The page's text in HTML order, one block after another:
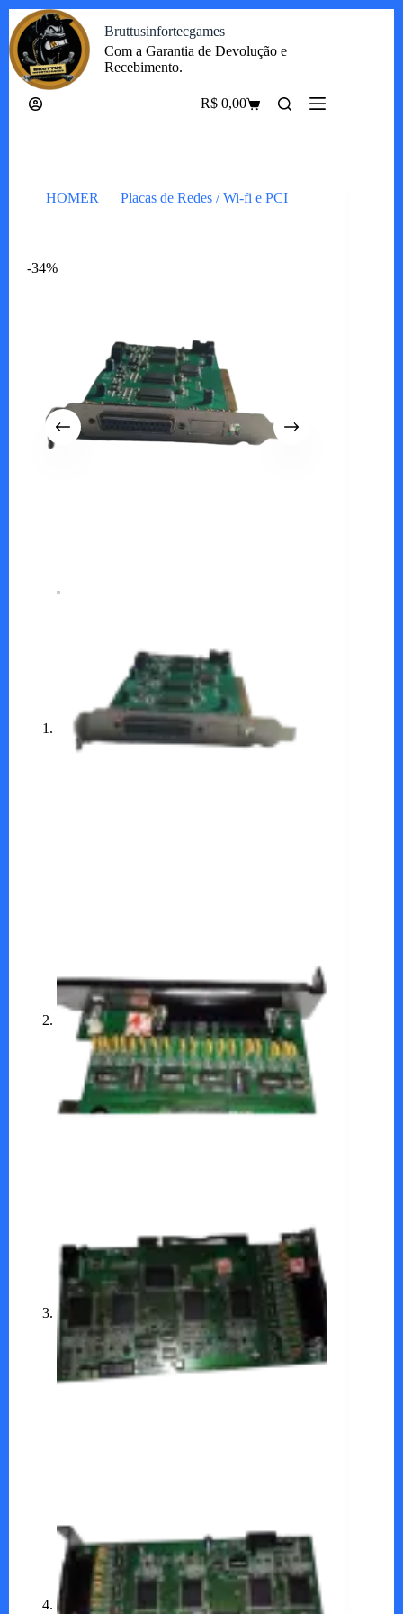
Pular
para
o
conteúdo
Bruttusinfortecgames
Com a Garantia de Devolução e
Recebimento.
Carrinho
R$0,00
HOMER
Placas de Redes / Wi-fi e PCI
-34%